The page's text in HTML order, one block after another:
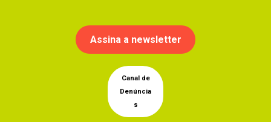
Assina a newsletter
Canal de
Denúncia
s